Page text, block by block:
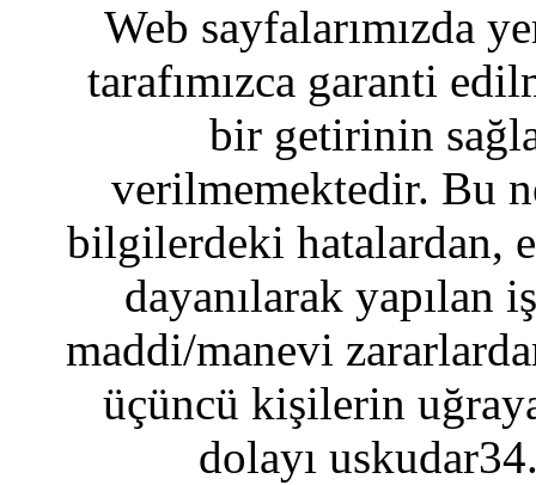
Web sayfalarımızda
tarafımızca garanti
bir getirinin
verilmemektedir. Bu
bilgilerdeki hatalardan,
dayanılarak yapılan
maddi/manevi
üçüncü kişilerin
dolayı